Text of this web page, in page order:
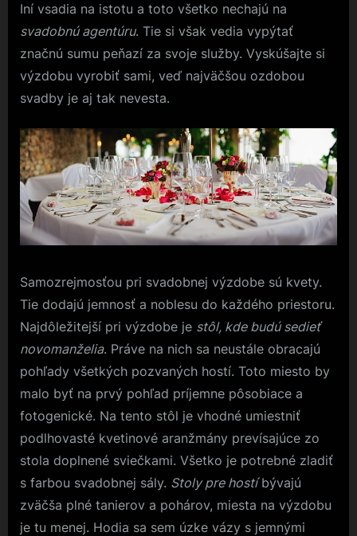
Iní vsadia na istotu a toto všetko nechajú na
svadobnú agentúru. Tie si však vedia vypýtať
značnú sumu peňazí za svoje služby. Vyskúšajte si
výzdobu vyrobiť sami, veď najväčšou ozdobou
svadby je aj tak nevesta.
Samozrejmosťou pri svadobnej výzdobe sú kvety.
Tie dodajú jemnosť a noblesu do každého priestoru.
Najdôležitejší pri výzdobe je stôl, kde budú sedieť
novomanželia. Práve na nich sa neustále obracajú
pohľady všetkých pozvaných hostí. Toto miesto by
malo byť na prvý pohľad príjemne pôsobiace a
fotogenické. Na tento stôl je vhodné umiestniť
podlhovasté kvetinové aranžmány prevísajúce zo
stola doplnené sviečkami. Všetko je potrebné zladiť
s farbou svadobnej sály. Stoly pre hostíbývajú
zväčša plné tanierov a pohárov, miesta na výzdobu
je tu menej. Hodia sa sem úzke vázy s jemnými